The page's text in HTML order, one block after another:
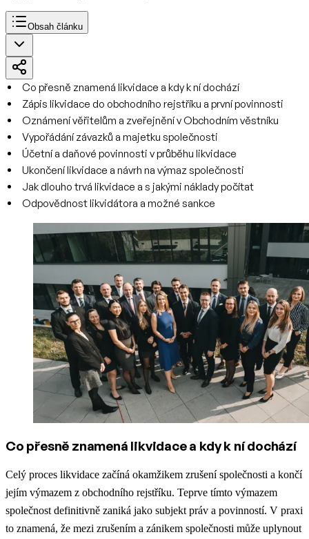
Obsah článku
Co přesně znamená likvidace a kdy k ní dochází
Zápis likvidace do obchodního rejstříku a první povinnosti
Oznámení věřitelům a zveřejnění v Obchodním věstníku
Vypořádání závazků a majetku společnosti
Účetní a daňové povinnosti v průběhu likvidace
Ukončení likvidace a návrh na výmaz společnosti
Jak dlouho trvá likvidace a s jakými náklady počítat
Odpovědnost likvidátora a možné sankce
Co přesně znamená likvidace a kdy k ní dochází
Celý proces likvidace začíná okamžikem zrušení společnosti a končí
jejím výmazem z obchodního rejstříku. Teprve tímto výmazem
společnost definitivně zaniká jako subjekt práv a povinností. V praxi
to znamená, že mezi zrušením a zánikem společnosti může uplynout